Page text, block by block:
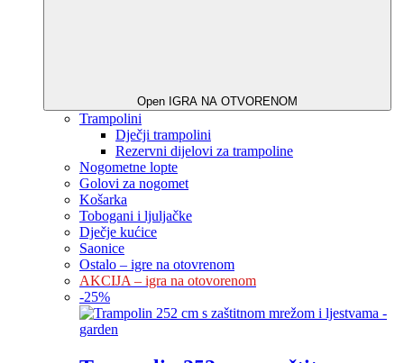
Open IGRA NA OTVORENOM
Trampolini
Dječji trampolini
Rezervni dijelovi za trampoline
Nogometne lopte
Golovi za nogomet
Košarka
Tobogani i ljuljačke
Dječje kućice
Saonice
Ostalo – igre na otovrenom
AKCIJA – igra na otovorenom
-25%